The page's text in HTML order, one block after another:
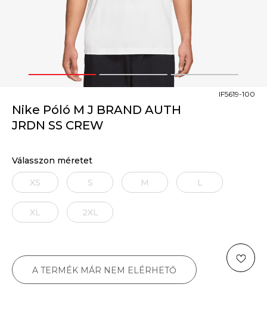
1 2 3
Nike Póló M J BRAND AUTH
JRDN SS CREW
IF5619-100
Válasszon méretet
XS S M L
XL 2XL
A TERMÉK MÁR NEM ELÉRHETŐ